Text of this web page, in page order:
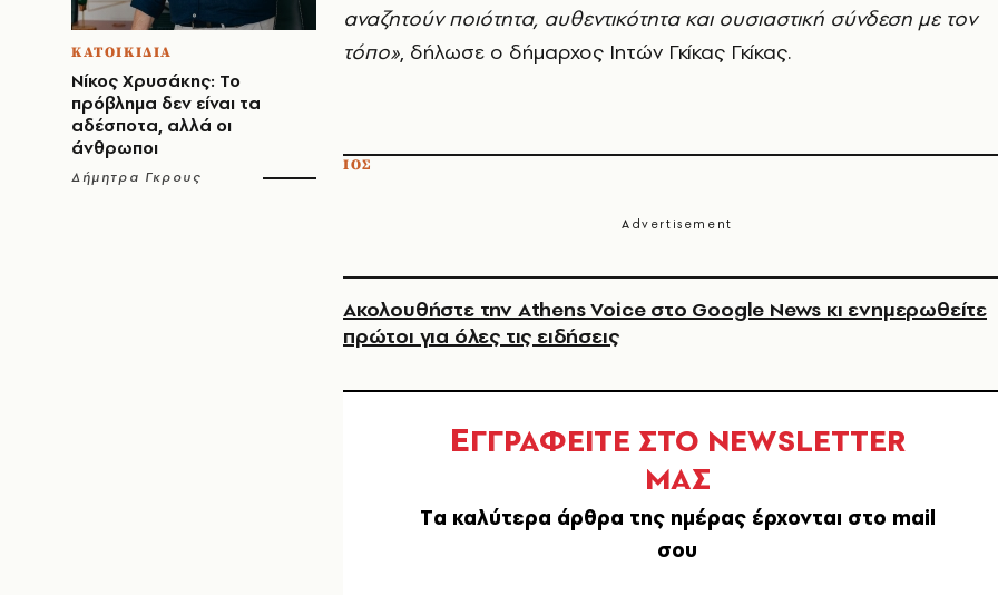
ΚΑΤΟΙΚΙΔΙΑ
Νίκος Χρυσάκης: Το
πρόβλημα δεν είναι τα
αδέσποτα, αλλά οι
άνθρωποι
Δήμητρα Γκρους
αναζητούν ποιότητα, αυθεντικότητα και ουσιαστική σύνδεση με τον
τόπο», δήλωσε ο δήμαρχος Ιητών Γκίκας Γκίκας.
ΙΟΣ
Ακολουθήστε την Athens Voice στο Google News κι ενημερωθείτε
πρώτοι για όλες τις ειδήσεις
ΕΓΓΡΑΦΕΙΤΕ ΣΤΟ NEWSLETTER
ΜΑΣ
Tα καλύτερα άρθρα της ημέρας έρχονται στο mail
σου